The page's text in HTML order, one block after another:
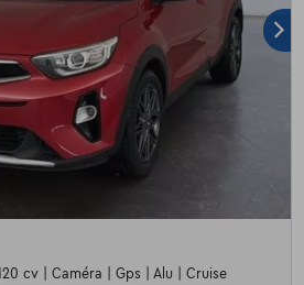
cv | Caméra | Gps | Alu | Cruise